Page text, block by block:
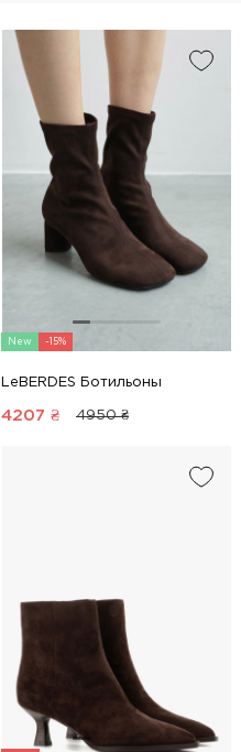
New -15%
LeBERDES Ботильоны
4207 ₴ 4950 ₴